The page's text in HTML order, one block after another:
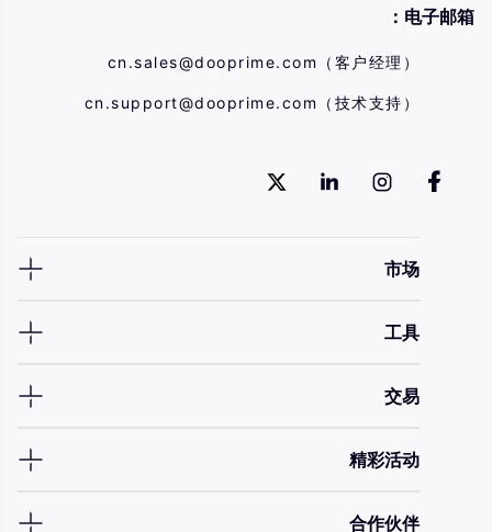
电子邮箱：
cn.sales@dooprime.com （客户经理）
cn.support@dooprime.com （技术支持）
市场
工具
交易
精彩活动
合作伙伴